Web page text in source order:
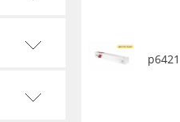
р6421